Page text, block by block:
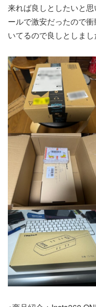
来れば良しとしたいと
ールで激安だったので
いてるので良しとしまし